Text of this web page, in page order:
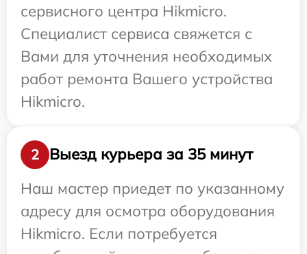
сервисного центра Hikmicro.
Специалист сервиса свяжется с
Вами для уточнения необходимых
работ ремонта Вашего устройства
Hikmicro.
2
Выезд курьера за 35 минут
Наш мастер приедет по указанному
адресу для осмотра оборудования
Hikmicro. Если потребуется